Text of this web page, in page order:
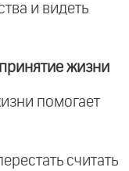
и видеть
жизни
помогает
считать